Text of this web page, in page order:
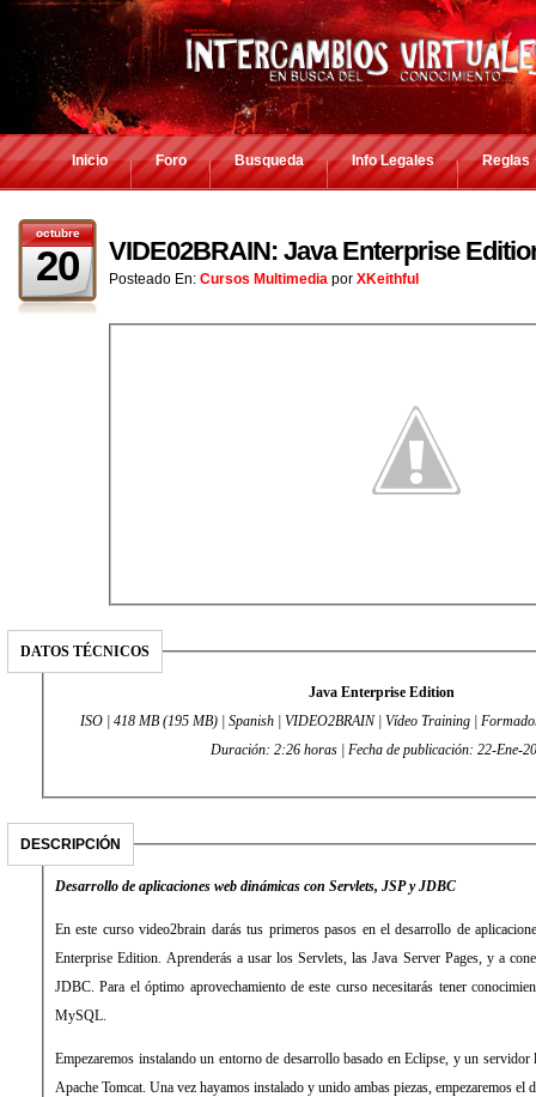
Inicio Foro Busqueda Info Legales Reglas
octubre
20 VIDE02BRAIN: Java Enterprise
Posteado En: Cursos Multimedia por XKeithful
DATOS TÉCNICOS
Java Enterprise Edition
ISO | 418 MB (195 MB) | Spanish | VIDEO2BRAIN | Vídeo Training |
Duración: 2:26 horas | Fecha de publicación: 22-Ene-
DESCRIPCIÓN
Desarrollo de aplicaciones web dinámicas con Servlets, JSP y JDBC
En este curso video2brain darás tus primeros pasos en el desarrollo de
Enterprise Edition. Aprenderás a usar los Servlets, las Java Server Pages, y a
JDBC. Para el óptimo aprovechamiento de este curso necesitarás tener
MySQL.
Empezaremos instalando un entorno de desarrollo basado en Eclipse, y un servidor
Apache Tomcat. Una vez hayamos instalado y unido ambas piezas, empezaremos el